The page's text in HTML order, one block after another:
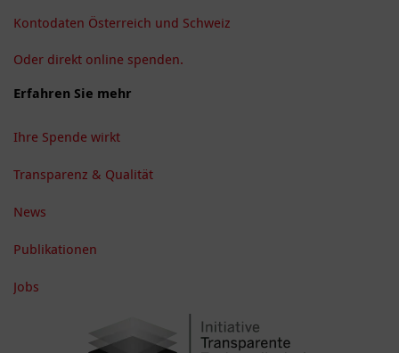
Kontodaten Österreich und Schweiz
Oder direkt online spenden.
Erfahren Sie mehr
Ihre Spende wirkt
Transparenz & Qualität
News
Publikationen
Jobs